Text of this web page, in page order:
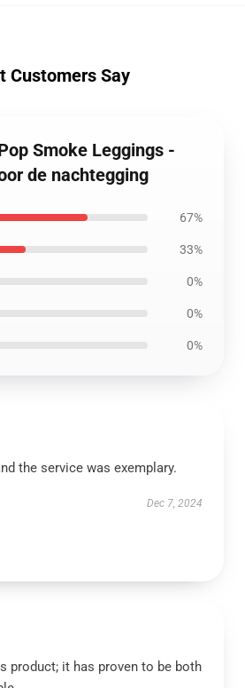
Customers Say
Smoke Leggings -
de nachtegging
67%
33%
0%
0%
0%
the service was exemplary.
Dec 7, 2024
product; it has proven to be both